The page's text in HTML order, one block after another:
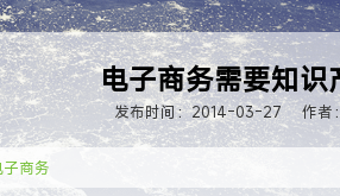
电子商务需要知识
发布时间：2014-03-27 作者
子商务